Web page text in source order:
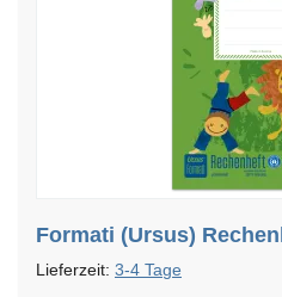
Formati (Ursus)
Lieferzeit: 3-4 Tage